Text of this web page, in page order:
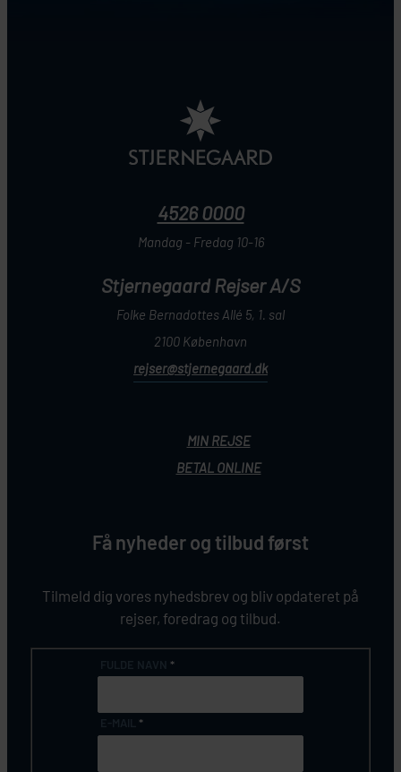
4526 0000
Mandag - Fredag 10-16
Stjernegaard Rejser A/S
Folke Bernadottes Allé 5, 1. sal
2100 København
rejser@stjernegaard.dk
MIN REJSE
BETAL ONLINE
Få nyheder og tilbud først
Tilmeld dig vores nyhedsbrev og bliv opdateret på
rejser, foredrag og tilbud.
*
*